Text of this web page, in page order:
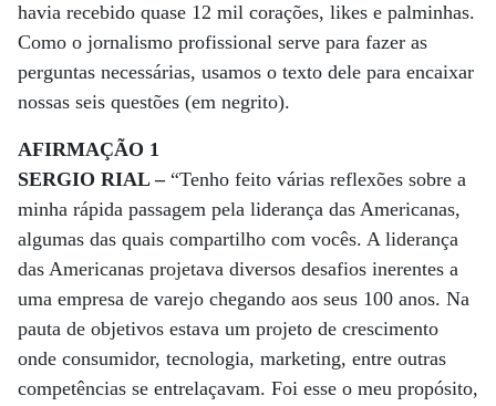
havia recebido quase 12 mil corações, likes e palminhas.
Como o jornalismo profissional serve para fazer as
perguntas necessárias, usamos o texto dele para encaixar
nossas seis questões (em negrito).
AFIRMAÇÃO 1
SERGIO RIAL –“Tenho feito várias reflexões sobre a
minha rápida passagem pela liderança das Americanas,
algumas das quais compartilho com vocês. A liderança
das Americanas projetava diversos desafios inerentes a
uma empresa de varejo chegando aos seus 100 anos. Na
pauta de objetivos estava um projeto de crescimento
onde consumidor, tecnologia, marketing, entre outras
competências se entrelaçavam. Foi esse o meu propósito,